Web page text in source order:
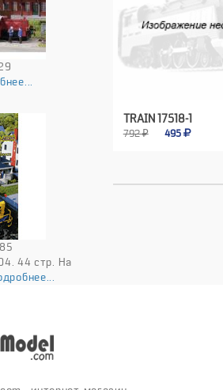
44 стр. На
TRAIN 17518-1
792 ₽ 495